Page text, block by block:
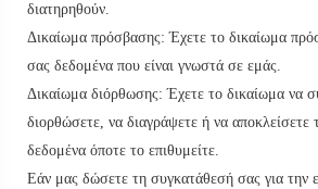
διατηρηθούν.
Δικαίωμα πρόσβασης: Έχετε το δικαίωμα
σας δεδομένα που είναι γνωστά σε εμάς.
Δικαίωμα διόρθωσης: Έχετε το δικαίωμα να
διορθώσετε, να διαγράψετε ή να αποκλείσετε
δεδομένα όποτε το επιθυμείτε.
Εάν μας δώσετε τη συγκατάθεσή σας για την